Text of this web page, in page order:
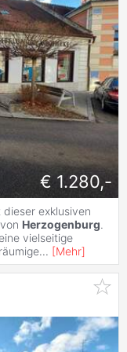
€ 1.280,-
exklusiven
Herzogenburg.
vielseitige
... [Mehr]